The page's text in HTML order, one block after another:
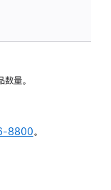
量。
8800。